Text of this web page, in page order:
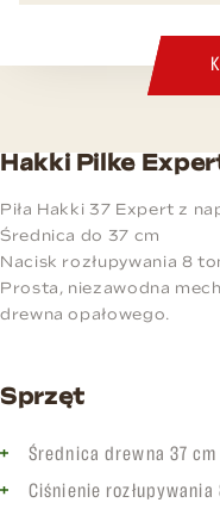
Hakki Pilke
Piła Hakki 37 Expert z
Średnica do 37 cm
Nacisk rozłupywania 8
Prosta, niezawodna
drewna opałowego.
Sprzęt
Średnica drewna 37 cm
Ciśnienie rozłupywania